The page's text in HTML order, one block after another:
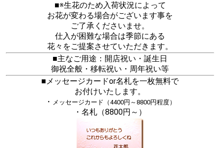
■※生花のため入荷状況によって
お花が変わる場合がございます事を
ご了承くださいませ。
仕入が困難な場合は季節にある
花々をご提案させていただきます。
■主なご用途：開店祝い・誕生日
御祝全般・移転祝い・周年祝い等
■メッセージカードor名札を一枚無料で
お付けいたします。
・ メッセージカード（4400円～8800円程度）
・名札（8800円～）